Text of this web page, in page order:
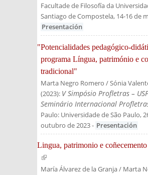
Facultade de Filosofía da
Santiago de Compostela, 14-16 de
Presentación
"Potencialidades pedagógico-
programa Língua, património e
tradicional"
Marta Negro Romero / Sónia
(2023): V Simpósio Profletras –
Seminário Internacional
Paulo: Universidade de São Paulo,
outubro de 2023- Presentación
Lingua, patrimonio e
(link is external)
María Álvarez de la Granja / Marta